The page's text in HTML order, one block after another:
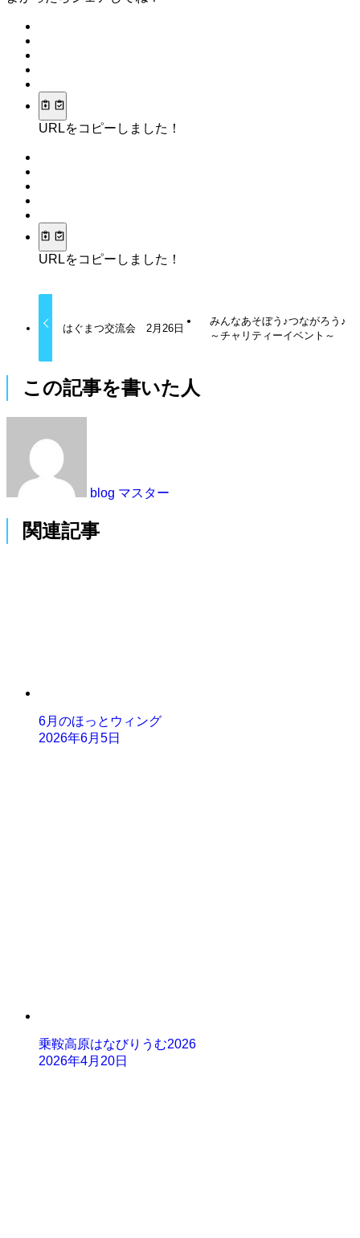
URLをコピーしました！
URLをコピーしました！
はぐまつ交流会 2月26日
みんなあそぼう♪つながろう♪
～チャリティーイベント～
この記事を書いた人
blog マスター
関連記事
6月のほっとウィング
2026年6月5日
乗鞍高原はなびりうむ2026
2026年4月20日